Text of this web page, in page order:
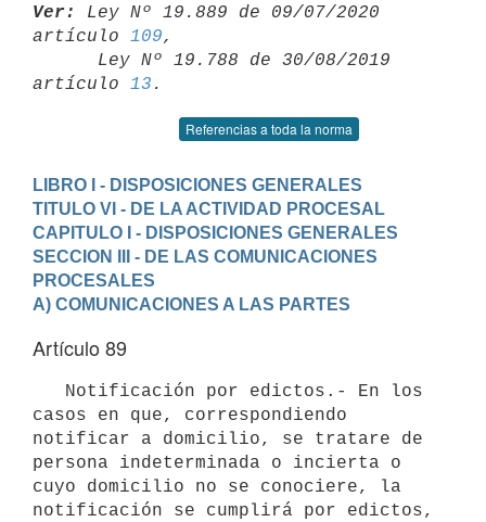
Ver:
Ley Nº 19.889 de 09/07/2020
artículo 109,
artículo 13
Referencias a toda la norma
LIBRO I - DISPOSICIONES GENERALES
TITULO VI - DE LA ACTIVIDAD PROCESAL
CAPITULO I - DISPOSICIONES GENERALES
SECCION III - DE LAS COMUNICACIONES
PROCESALES
A) COMUNICACIONES A LAS PARTES
Artículo 89
casos en que, correspondiendo
notificar a domicilio, se tratare de
persona indeterminada o incierta o
cuyo domicilio no se conociere, la
notificación se cumplirá por edictos,